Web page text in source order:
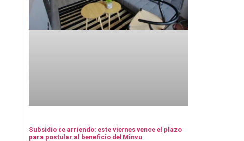
Subsidio de arriendo: este viernes vence el plazo
para postular al beneficio del Minvu